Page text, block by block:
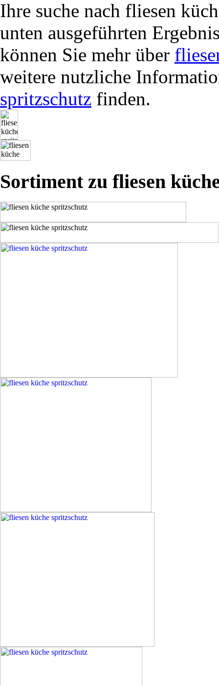
Ihre suche nach fliesen
unten ausgeführten
können Sie mehr über
weitere nutzliche
spritzschutz finden.
Sortiment zu fliesen